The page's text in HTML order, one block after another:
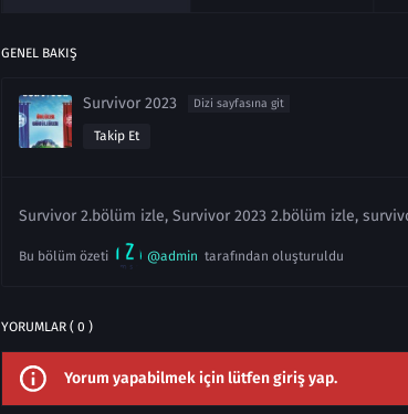
GENEL BAKIŞ
Survivor 2023 Dizi sayfasına git
Takip Et
Survivor 2.bölüm izle, Survivor 2023 2.bölüm izle,
Bu bölüm özeti @admin tarafından oluşturuldu
YORUMLAR ( 0 )
Yorum yapabilmek için lütfen giriş yap.